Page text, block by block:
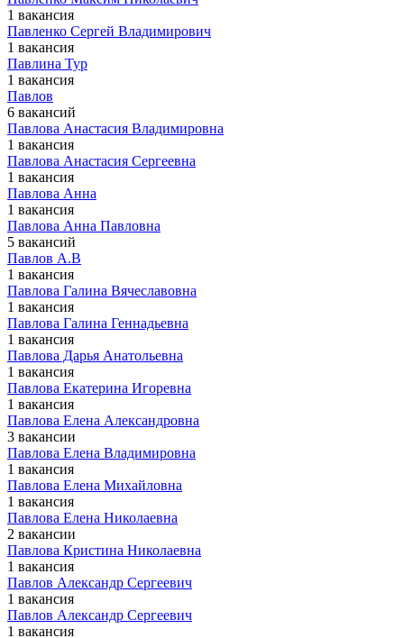
1 вакансия
Павленко Сергей Владимирович
1 вакансия
Павлина Тур
1 вакансия
Павлов
6 вакансий
Павлова Анастасия Владимировна
1 вакансия
Павлова Анастасия Сергеевна
1 вакансия
Павлова Анна
1 вакансия
Павлова Анна Павловна
5 вакансий
Павлов А.В
1 вакансия
Павлова Галина Вячеславовна
1 вакансия
Павлова Галина Геннадьевна
1 вакансия
Павлова Дарья Анатольевна
1 вакансия
Павлова Екатерина Игоревна
1 вакансия
Павлова Елена Александровна
3 вакансии
Павлова Елена Владимировна
1 вакансия
Павлова Елена Михайловна
1 вакансия
Павлова Елена Николаевна
2 вакансии
Павлова Кристина Николаевна
1 вакансия
Павлов Александр Сергеевич
1 вакансия
Павлов Александр Сергеевич
1 вакансия